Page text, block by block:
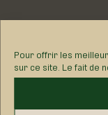
Pour offrir les
sur ce site. Le fait de